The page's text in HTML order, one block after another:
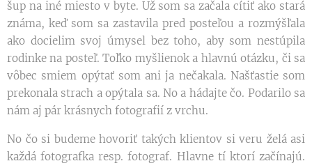
šup na iné miesto v byte. Už som sa začala cítiť ako stará
známa, keď som sa zastavila pred posteľou a rozmýšľala
ako docielim svoj úmysel bez toho, aby som nestúpila
rodinke na posteľ. Toľko myšlienok a hlavnú otázku, či sa
vôbec smiem opýtať som ani ja nečakala. Našťastie som
prekonala strach a opýtala sa. No a hádajte čo. Podarilo sa
nám aj pár krásnych fotografií z vrchu.
No čo si budeme hovoriť takých klientov si veru želá asi
každá fotografka resp. fotograf. Hlavne tí ktorí začínajú.